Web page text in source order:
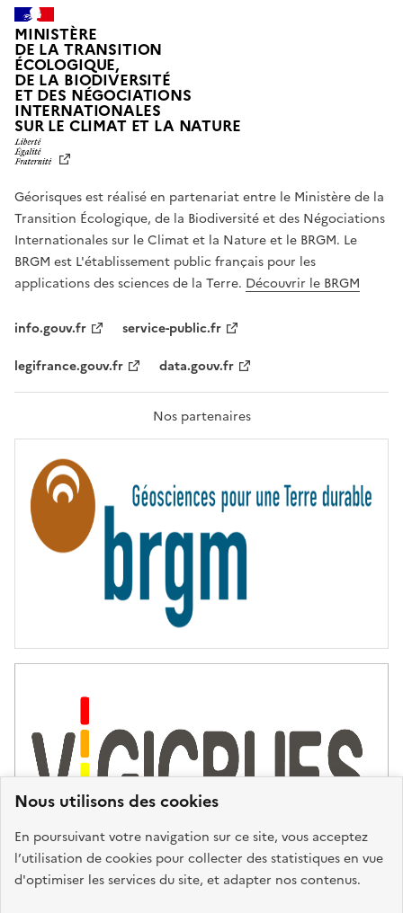
Nous utilisons des cookies
En poursuivant votre navigation sur ce site, vous acceptez
l’utilisation de cookies pour collecter des statistiques en vue
d'optimiser les services du site, et adapter nos contenus.
MINISTÈRE
DE LA TRANSITION
ÉCOLOGIQUE,
DE LA BIODIVERSITÉ
ET DES NÉGOCIATIONS
INTERNATIONALES
SUR LE CLIMAT ET LA NATUREL
T
É
,
É
G
A
L
F
A
T
R
T
É
Géorisques est réalisé en partenariat entre le Ministère de la
Transition Écologique, de la Biodiversité et des Négociations
Internationales sur le Climat et la Nature et le BRGM. Le
BRGM est L'établissement public français pour les
applications des sciences de la Terre. Découvrir le BRGM
info.gouv.fr
service-public.fr
legifrance.gouv.fr
data.gouv.fr
Nos partenaires